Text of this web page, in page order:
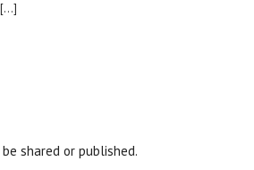
[…]
shared or published.